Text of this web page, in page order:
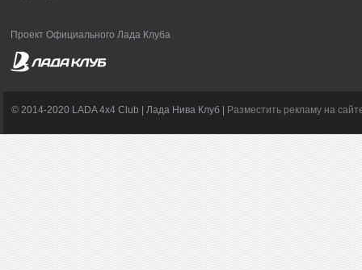
Проект Официального Лада Клуба
© 2014-2020 LADA 4x4 Club | Лада Нива Клуб | Разместить рекламу на